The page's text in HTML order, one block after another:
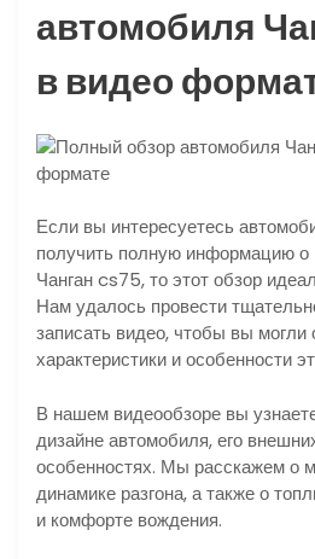
автомобиля
в видео
Если вы интересуетесь
получить полную информацию о
Чанган cs75, то этот обзор
Нам удалось провести
записать видео, чтобы вы могли
характеристики и особенности
В нашем видеообзоре вы
дизайне автомобиля, его
особенностях. Мы расскажем о
динамике разгона, а также о
и комфорте вождения.